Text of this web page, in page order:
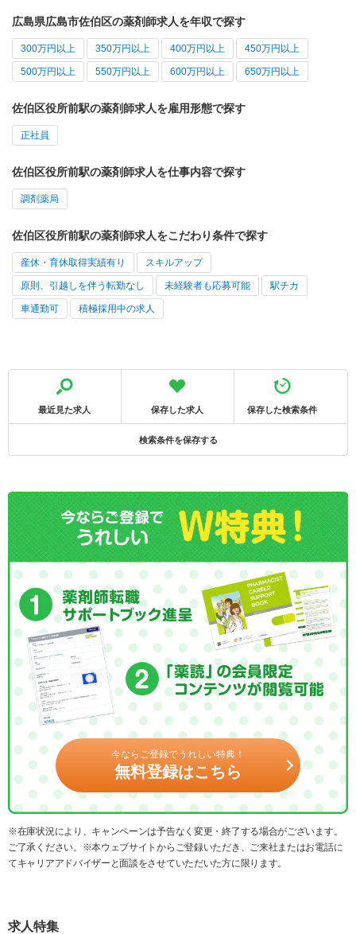
広島県広島市佐伯区の薬剤師求人を年収で探す
300万円以上 350万円以上 400万円以上 450万円以上
500万円以上 550万円以上 600万円以上 650万円以上
佐伯区役所前駅の薬剤師求人を雇用形態で探す
正社員
佐伯区役所前駅の薬剤師求人を仕事内容で探す
調剤薬局
佐伯区役所前駅の薬剤師求人をこだわり条件で探す
産休・育休取得実績有り スキルアップ
原則、引越しを伴う転勤なし 未経験者も応募可能 駅チカ
車通勤可 積極採用中の求人
最近見た求人 保存した求人 保存した検索条件
検索条件を保存する
今ならご登録でうれしい特典！
無料登録はこちら
※在庫状況により、キャンペーンは予告なく変更・終了する場合がございます。
ご了承ください。※本ウェブサイトからご登録いただき、ご来社またはお電話に
てキャリアアドバイザーと面談をさせていただいた方に限ります。
求人特集